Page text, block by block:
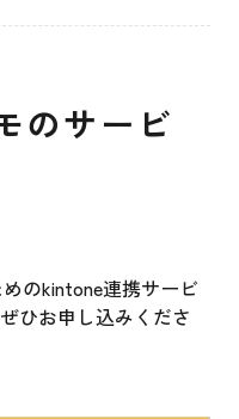
のサービ
のkintone連携サービ
ひお申し込みくださ